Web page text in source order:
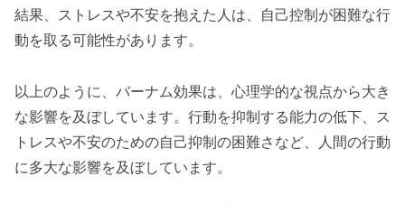
結果、ストレスや不安を抱えた人は、自己控制が困難な行
動を取る可能性があります。
以上のように、バーナム効果は、心理学的な視点から大き
な影響を及ぼしています。行動を抑制する能力の低下、ス
トレスや不安のための自己抑制の困難さなど、人間の行動
に多大な影響を及ぼしています。